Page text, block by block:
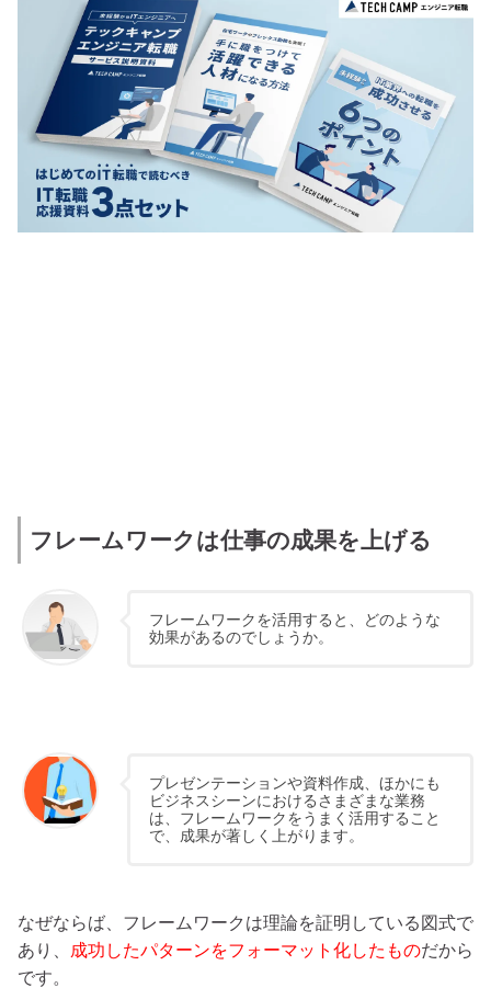
フレームワークは仕事の成果を上げる
フレームワークを活用すると、どのような
効果があるのでしょうか。
プレゼンテーションや資料作成、ほかにも
ビジネスシーンにおけるさまざまな業務
は、フレームワークをうまく活用すること
で、成果が著しく上がります。
なぜならば、フレームワークは理論を証明している図式で
あり、
成功したパターンをフォーマット化したものだから
です。